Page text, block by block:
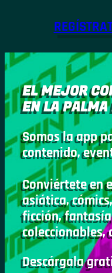
EL MEJOR
EN LA
Somos la app
contenido,
Conviértete en
asiática,
ficción,
Descárgala